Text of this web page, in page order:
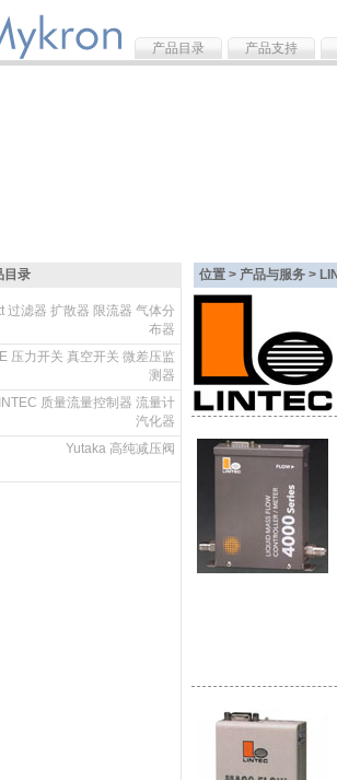
产品目录 产品支持
目录 位置 > 产品与服务 >
过滤器 扩散器 限流器 气体分
布器
压力开关 真空开关 微差压监
测器
质量流量控制器 流量计
汽化器
Yutaka 高纯减压阀